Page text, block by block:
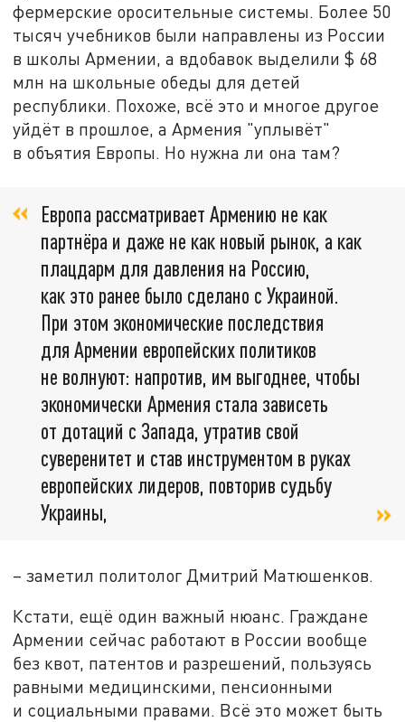
фермерские оросительные системы. Более 50
тысяч учебников были направлены из России
в школы Армении, а вдобавок выделили $ 68
млн на школьные обеды для детей
республики. Похоже, всё это и многое другое
уйдёт в прошлое, а Армения "уплывёт"
в объятия Европы. Но нужна ли она там?
Европа рассматривает Армению не как
партнёра и даже не как новый рынок, а как
плацдарм для давления на Россию,
как это ранее было сделано с Украиной.
При этом экономические последствия
для Армении европейских политиков
не волнуют: напротив, им выгоднее, чтобы
экономически Армения стала зависеть
от дотаций с Запада, утратив свой
суверенитет и став инструментом в руках
европейских лидеров, повторив судьбу
Украины,
– заметил политолог Дмитрий Матюшенков.
Кстати, ещё один важный нюанс. Граждане
Армении сейчас работают в России вообще
без квот, патентов и разрешений, пользуясь
равными медицинскими, пенсионными
и социальными правами. Всё это может быть